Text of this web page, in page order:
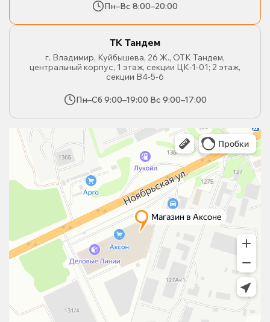
Пн–Вс 8:00–20:00
ТК Тандем
г. Владимир, Куйбышева, 26 Ж., ОТК Тандем,
центральный корпус, 1 этаж, секции ЦК-1-01; 2 этаж,
секции В4-5-6
Пн–Сб 9:00–19:00 Вс 9:00–17:00